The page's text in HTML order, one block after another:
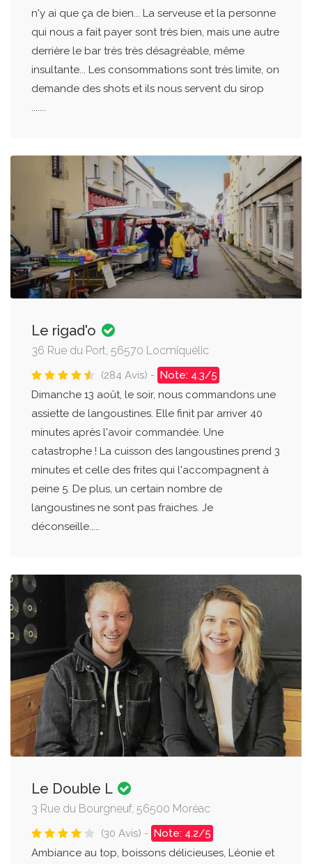
n'y ai que ça de bien... La serveuse et la personne
qui nous a fait payer sont très bien, mais une autre
derrière le bar très très désagréable, même
insultante... Les consommations sont très limite, on
demande des shots et ils nous servent du sirop
Le rigad'o
36 Rue du Port, 56570 Locmiquélic
(284 Avis) - Note: 4.3/5
Dimanche 13 août, le soir, nous commandons une
assiette de langoustines. Elle finit par arriver 40
minutes après l'avoir commandée. Une
catastrophe ! La cuisson des langoustines prend 3
minutes et celle des frites qui l'accompagnent à
peine 5. De plus, un certain nombre de
langoustines ne sont pas fraiches. Je
déconseille.....
Le Double L
3 Rue du Bourgneuf, 56500 Moréac
(30 Avis) - Note: 4.2/5
Ambiance au top, boissons délicieuses, Léonie et